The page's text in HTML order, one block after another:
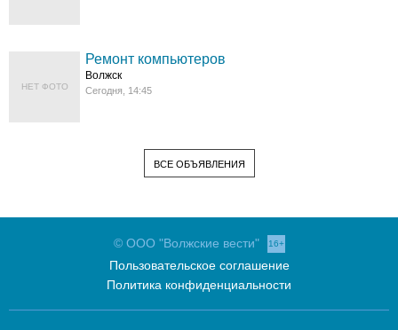
НЕТ ФОТО
Ремонт компьютеров
Волжск
Сегодня, 14:45
ВСЕ ОБЪЯВЛЕНИЯ
© ООО "Волжские вести" 16+
Пользовательское соглашение
Политика конфиденциальности